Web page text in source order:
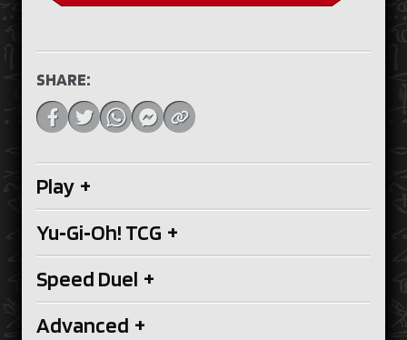
Play +
Yu‑Gi‑Oh! TCG +
Speed Duel +
Advanced +
SHARE: